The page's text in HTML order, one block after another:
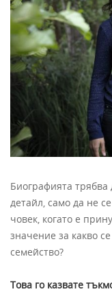
Биографията
детайл, само да не
човек, когато е
значение за какво
семейство?
Това го казвате